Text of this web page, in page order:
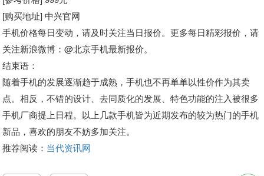
[购买地址] 中兴官网
手机价格每日变动，请及时关注当日报价。更多每日精彩报价，请
关注新浪微博 ：@北京手机最新报价。
结束语：
随着手机的发展逐渐趋于成熟，手机也不再单单以性价作为其卖
点。相反，不错的设计、去同质化的发展、特色功能的注入被很多
手机厂商提上日程。以上几款手机皆为近期发布的较为热门的手机
新品，喜欢的朋友不妨多加关注。
推荐阅读： 当代资讯网